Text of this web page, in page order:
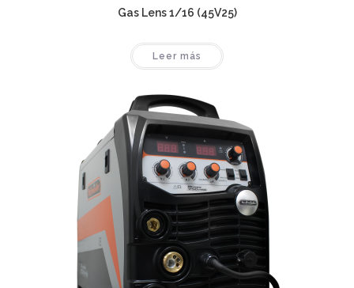
Gas Lens 1/16 (45V25)
Leer más